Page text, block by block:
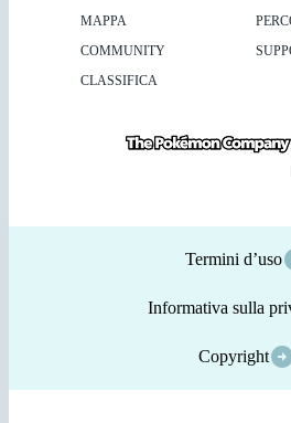
MAPPA
COMMUNITY
CLASSIFICA
Termini d’uso
Informativa sulla
Copyright